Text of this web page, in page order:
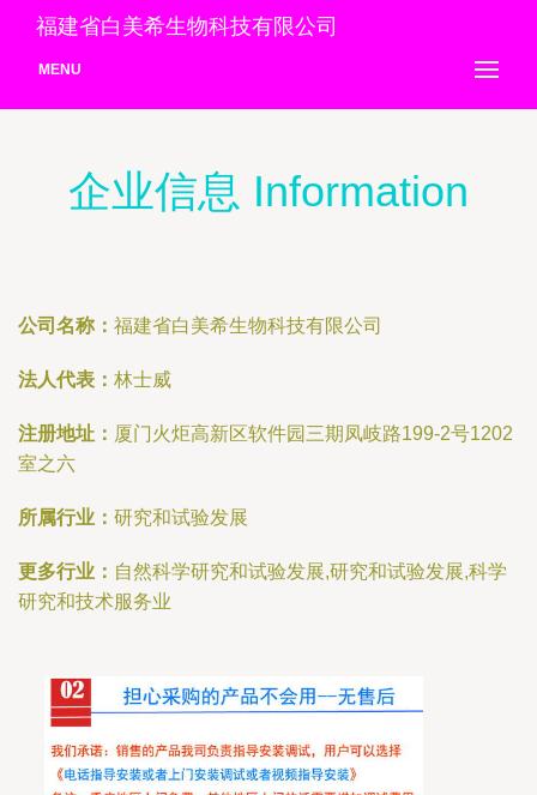
福建省白美希生物科技有限公司
MENU
企业信息 Information
公司名称： 福建省白美希生物科技有限公司
法人代表： 林士威
注册地址： 厦门火炬高新区软件园三期凤岐路199-2号1202
室之六
所属行业： 研究和试验发展
更多行业： 自然科学研究和试验发展,研究和试验发展,科学
研究和技术服务业